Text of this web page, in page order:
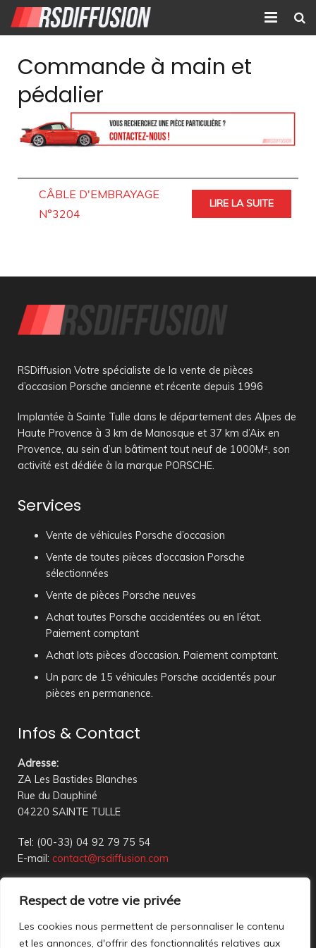
Respect de votre vie privée
Les cookies nous permettent de personnaliser le contenu
et les annonces, d'offrir des fonctionnalités relatives aux
Nouvelles annonces
Annonces prolongées
Atelier mécanique
Contact
Commande à main et
pédalier
CÂBLE D'EMBRAYAGE
N°3204
LIRE LA SUITE
RSDiffusion Votre spécialiste de la vente de pièces
d’occasion Porsche ancienne et récente depuis 1996
Implantée à Sainte Tulle dans le département des Alpes de
Haute Provence à 3 km de Manosque et 37 km d’Aix en
Provence, au sein d’un bâtiment tout neuf de 1000M², son
activité est dédiée à la marque PORSCHE.
Services
Vente de véhicules Porsche d’occasion
Vente de toutes pièces d’occasion Porsche
sélectionnées
Vente de pièces Porsche neuves
Achat toutes Porsche accidentées ou en l’état.
Paiement comptant
Achat lots pièces d’occasion. Paiement comptant.
Un parc de 15 véhicules Porsche accidentés pour
pièces en permanence.
Infos & Contact
Adresse:
ZA Les Bastides Blanches
Rue du Dauphiné
04220 SAINTE TULLE
Tel: (00-33) 04 92 79 75 54
E-mail: contact@rsdiffusion.com
18h00
Réception en magasin sur rendez-vous uniquement